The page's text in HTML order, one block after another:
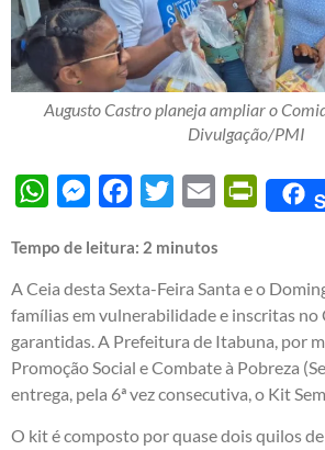
Augusto Castro planeja ampliar o
Divulgação/PMI
WhatsAppMessengerFacebook
Twitter Email
Tempo de leitura: 2 minutos
A Ceia desta Sexta-Feira Santa e o
famílias em vulnerabilidade e inscritas no
garantidas. A Prefeitura de Itabuna, por
Promoção Social e Combate à Pobreza
entrega, pela 6ª vez consecutiva, o Kit
O kit é composto por quase dois quilos